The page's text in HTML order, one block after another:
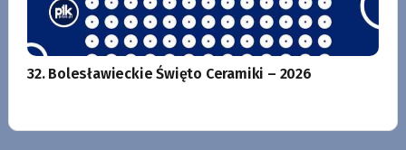
32. Bolesławieckie Święto Ceramiki – 2026